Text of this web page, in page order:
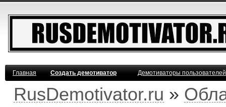
Главная Создать демотиватор Демотиваторы
RusDemotivator.ru »